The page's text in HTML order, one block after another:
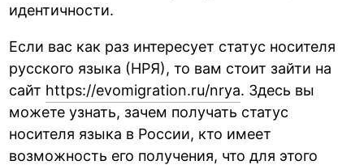
идентичности.
Если вас как раз интересует статус носителя
русского языка (НРЯ), то вам стоит зайти на
сайт https://evomigration.ru/nrya. Здесь вы
можете узнать, зачем получать статус
носителя языка в России, кто имеет
возможность его получения, что для этого